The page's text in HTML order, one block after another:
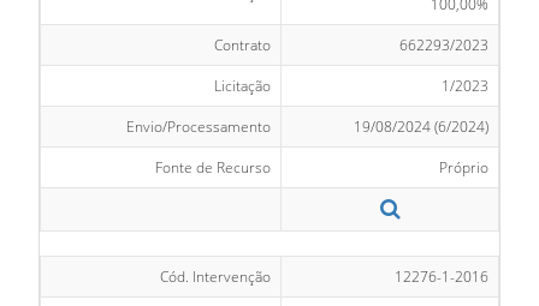
100,00%
Contrato
662293/2023
Licitação
1/2023
Envio/Processamento
19/08/2024 (6/2024)
Fonte de Recurso
Próprio
Cód. Intervenção 12276-1-2016